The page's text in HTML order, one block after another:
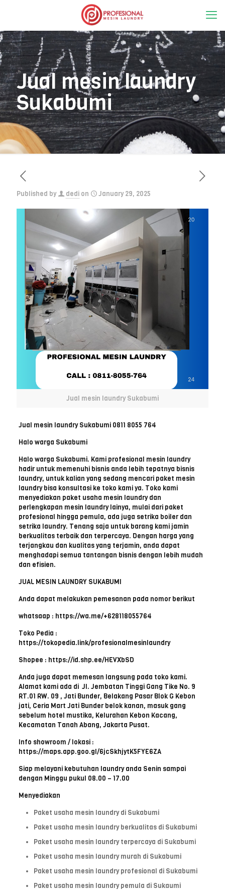
Jual mesin laundry
Sukabumi
Published by dedi on January 29, 2025
Jual mesin laundry Sukabumi
Jual mesin laundry Sukabumi 0811 8055 764
Halo warga Sukabumi
Halo warga Sukabumi. Kami profesional mesin laundry
hadir untuk memenuhi bisnis anda lebih tepatnya bisnis
laundry, untuk kalian yang sedang mencari paket mesin
laundry bisa konsultasi ke toko kami ya. Toko kami
menyediakan paket usaha mesin laundry dan
perlengkapan mesin laundry lainya, mulai dari paket
profesional hingga pemula, ada juga setrika boiler dan
setrika laundry. Tenang saja untuk barang kami jamin
berkualitas terbaik dan terpercaya. Dengan harga yang
terjangkau dan kualitas yang terjamin, anda dapat
menghadapi semua tantangan bisnis dengan lebih mudah
dan efisien.
JUAL MESIN LAUNDRY SUKABUMI
Anda dapat melakukan pemesanan pada nomor berikut
whatsaap : https://wa.me/+628118055764
Toko Pedia :
https://tokopedia.link/profesionalmesinlaundry
Shopee : https://id.shp.ee/HEVXbSD
Anda juga dapat memesan langsung pada toko kami.
Alamat kami ada di Jl. Jembatan Tinggi Gang Tike No. 9
RT.01 RW. 09 , Jati Bunder, Belakang Pasar Blok G Kebon
jati, Ceria Mart Jati Bunder belok kanan, masuk gang
sebelum hotel mustika, Kelurahan Kebon Kacang,
Kecamatan Tanah Abang, Jakarta Pusat.
Info showroom / lokasi :
https://maps.app.goo.gl/6jcSkhjytK5FYE6ZA
Siap melayani kebutuhan laundry anda Senin sampai
dengan Minggu pukul 08.00 – 17.00
Menyediakan
Paket usaha mesin laundry di Sukabumi
Paket usaha mesin laundry berkualitas di Sukabumi
Paket usaha mesin laundry terpercaya di Sukabumi
Paket usaha mesin laundry murah di Sukabumi
Paket usaha mesin laundry profesional di Sukabumi
Paket usaha mesin laundry pemula di Sukaumi